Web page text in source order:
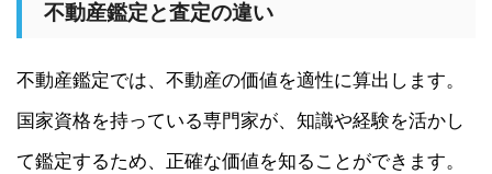
不動産鑑定と査定の違い
不動産鑑定では、不動産の価値を適性に算出します。
国家資格を持っている専門家が、知識や経験を活かし
て鑑定するため、正確な価値を知ることができます。